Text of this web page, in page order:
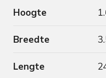
Hoogte
Breedte
Lengte